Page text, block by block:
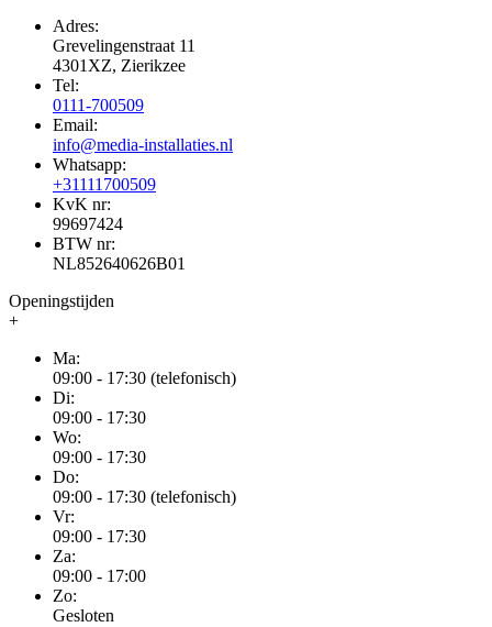
Adres:
Grevelingenstraat 11
4301XZ, Zierikzee
Tel:
0111-700509
Email:
info@media-installaties.nl
Whatsapp:
+31111700509
KvK nr:
99697424
BTW nr:
NL852640626B01
Openingstijden
+
Ma:
09:00 - 17:30 (telefonisch)
Di:
09:00 - 17:30
Wo:
09:00 - 17:30
Do:
09:00 - 17:30 (telefonisch)
Vr:
09:00 - 17:30
Za:
09:00 - 17:00
Zo:
Gesloten